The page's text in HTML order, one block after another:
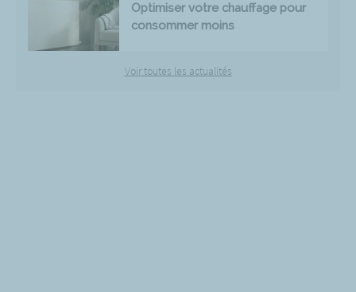
Optimiser votre chauffage pour
consommer moins
Voir toutes les actualités